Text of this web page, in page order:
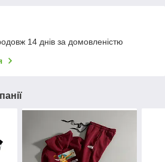
14 днів за домовленістю